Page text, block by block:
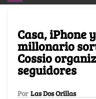
Casa, iPhone
millonario
Cossio
seguidores
Por Las Dos Orillas